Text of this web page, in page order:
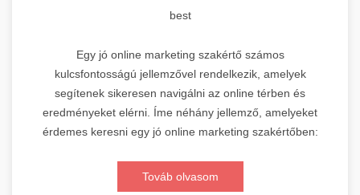
best
Egy jó online marketing szakértő számos
kulcsfontosságú jellemzővel rendelkezik, amelyek
segítenek sikeresen navigálni az online térben és
eredményeket elérni. Íme néhány jellemző, amelyeket
érdemes keresni egy jó online marketing szakértőben:
Továb olvasom